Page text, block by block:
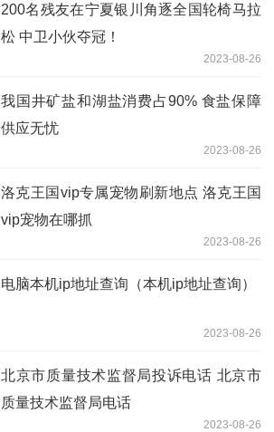
200名残友在宁夏银川角逐全国轮椅马拉
松 中卫小伙夺冠！
2023-08-26
我国井矿盐和湖盐消费占90% 食盐保障
供应无忧
2023-08-26
洛克王国vip专属宠物刷新地点 洛克王国
vip宠物在哪抓
2023-08-26
电脑本机ip地址查询（本机ip地址查询）
2023-08-26
北京市质量技术监督局投诉电话 北京市
质量技术监督局电话
2023-08-26